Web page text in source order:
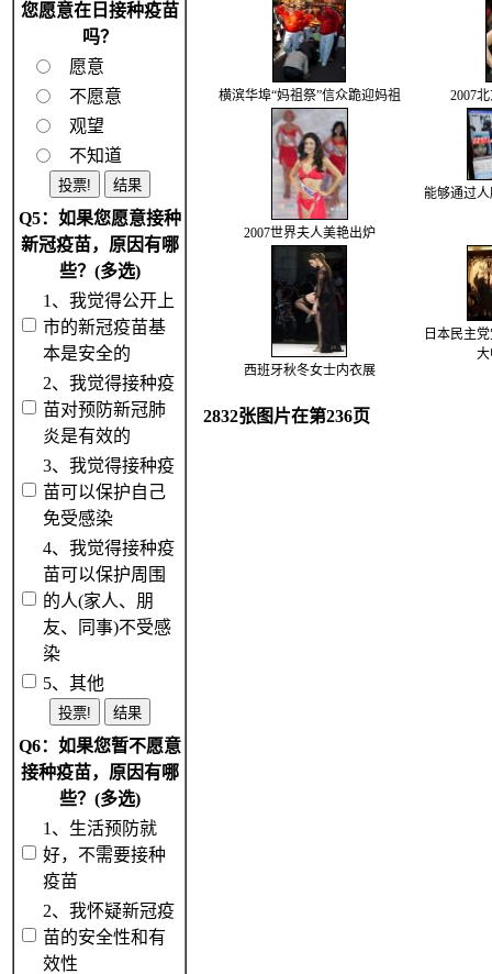
您愿意在日接种疫苗
吗？
愿意
不愿意
观望
不知道
Q5：如果您愿意接种
新冠疫苗，原因有哪
些？(多选)
1、我觉得公开上
市的新冠疫苗基
本是安全的
2、我觉得接种疫
苗对预防新冠肺
炎是有效的
3、我觉得接种疫
苗可以保护自己
免受感染
4、我觉得接种疫
苗可以保护周围
的人(家人、朋
友、同事)不受感
染
5、其他
Q6：如果您暂不愿意
接种疫苗，原因有哪
些？(多选)
1、生活预防就
好，不需要接种
疫苗
2、我怀疑新冠疫
苗的安全性和有
效性
横滨华埠“妈祖祭”信众跪迎妈祖 2007
2007世界夫人美艳出炉
能够通过
西班牙秋冬女士内衣展
日本民主
2832张图片在第236页